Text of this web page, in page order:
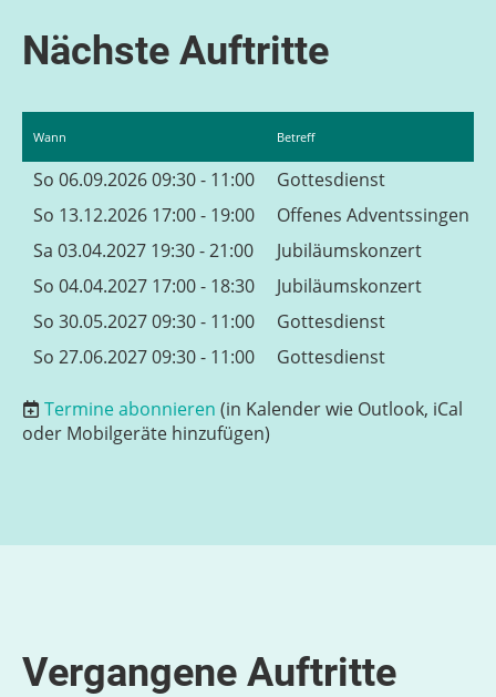
Nächste Auftritte
Wann Betreff
So 06.09.2026 09:30 - 11:00
Gottesdienst
So 13.12.2026 17:00 - 19:00
Offenes Adventssingen
Sa 03.04.2027 19:30 - 21:00
Jubiläumskonzert
So 04.04.2027 17:00 - 18:30
Jubiläumskonzert
So 30.05.2027 09:30 - 11:00
Gottesdienst
So 27.06.2027 09:30 - 11:00
Gottesdienst
Termine abonnieren (in Kalender wie Outlook, iCal
oder Mobilgeräte hinzufügen)
Vergangene Auftritte